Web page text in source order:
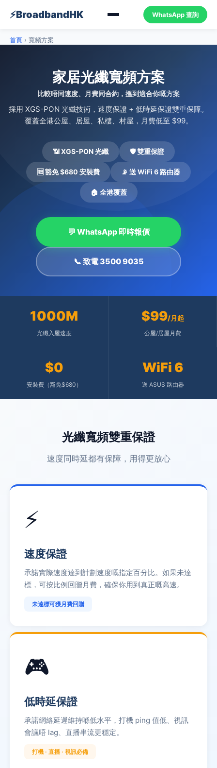
⚡BroadbandHK WhatsApp 查詢
首頁 › 寬頻方案
家居光纖寬頻方案
比較唔同速度、月費同合約，搵到適合你嘅方案
採用 XGS-PON 光纖技術，速度保證 + 低時延保證雙重保障。
覆蓋全港公屋、居屋、私樓、村屋，月費低至 $99。
📶 XGS-PON 光纖 🛡️ 雙重保證
🆓 豁免 $680 安裝費 📡 送 WiFi 6 路由器
🏠 全港覆蓋
💬 WhatsApp 即時報價
📞 致電 3500 9035
1000M
光纖入屋速度
$99/月起
公屋/居屋月費
$0
安裝費（豁免$680）
WiFi 6
送 ASUS 路由器
光纖寬頻雙重保證
速度同時延都有保障，用得更放心
⚡
速度保證
承諾實際速度達到計劃速度嘅指定百分比。如果未達
標，可按比例回贈月費，確保你用到真正嘅高速。
未達標可獲月費回贈
🎮
低時延保證
承諾網絡延遲維持喺低水平，打機 ping 值低、視訊
會議唔 lag、直播串流更穩定。
打機 · 直播 · 視訊必備